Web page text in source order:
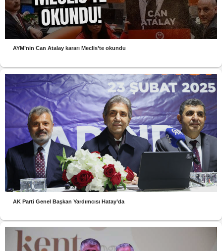
AYM’nin Can Atalay kararı Meclis’te okundu
AK Parti Genel Başkan Yardımcısı Hatay’da